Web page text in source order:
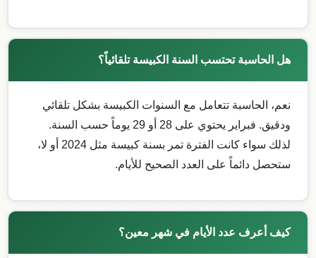
هل الحاسبة تحتسب السنة الكبيسة تلقائياً؟
نعم، الحاسبة تتعامل مع السنوات الكبيسة بشكل تلقائي
ودقيق. فبراير يحتوي على 28 أو 29 يوماً حسب السنة.
لذلك سواء كانت الفترة تمر بسنة كبيسة مثل 2024 أو لا،
ستحصل دائماً على العدد الصحيح للأيام.
كيف أعرف عدد الأيام في شهر معين؟